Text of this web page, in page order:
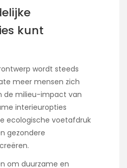
kunt
wordt steeds
meer mensen zich
de milieu-impact van
interieuropties
ecologische voetafdruk
gezondere
om duurzame en